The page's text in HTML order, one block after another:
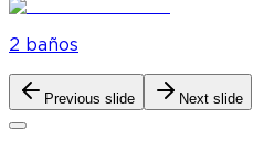
2 baños
Previous slide Next slide